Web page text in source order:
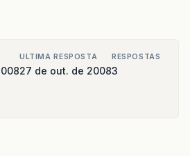
ULTIMA RESPOSTA
27 de out. de 2008
RESPOSTAS
3